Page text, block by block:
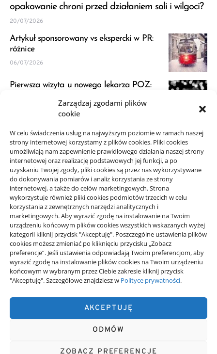
Zarządzaj zgodami plików
cookie
W celu świadczenia usług na najwyższym poziomie w ramach naszej
strony internetowej korzystamy z plików cookies. Pliki cookies
umożliwiają nam zapewnienie prawidłowego działania naszej strony
internetowej oraz realizację podstawowych jej funkcji, a po
uzyskaniu Twojej zgody, pliki cookies są przez nas wykorzystywane
do dokonywania pomiarów i analiz korzystania ze strony
internetowej, a także do celów marketingowych. Strona
wykorzystuje również pliki cookies podmiotów trzecich w celu
korzystania z zewnętrznych narzędzi analitycznych i
marketingowych. Aby wyrazić zgodę na instalowanie na Twoim
urządzeniu końcowym plików cookies wszystkich wskazanych wyżej
kategorii kliknij przycisk "Akceptuję". Poszczególne ustawienia plików
cookies możesz zmieniać po kliknięciu przycisku „Zobacz
preferencje”. Jeśli ustawienia odpowiadają Twoim preferencjom, aby
wyrazić zgodę na instalowanie plików cookies na Twoim urządzeniu
końcowym w wybranym przez Ciebie zakresie kliknij przycisk
"Akceptuję". Szczegółowe znajdziesz w Polityce prywatności.
AKCEPTUJĘ
ODMÓW
ZOBACZ PREFERENCJE
opakowanie chroni przed działaniem soli i wilgoci?
20/07/2026
Artykuł sponsorowany vs ekspercki w PR:
różnice
06/07/2026
Pierwsza wizyta u nowego lekarza POZ:
JDG a VAT: kiedy zapytać księgową przed
startem
21/06/2026
Projekty domów Rzeszów
wizytówki nap
Kreator+
Kreator + Premium informacje dostępne za darmo. Czytaj, dziel się